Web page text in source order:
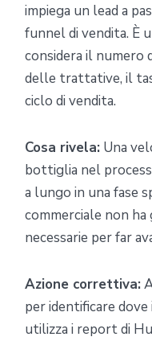
impiega un lead a
funnel di vendita. È
considera il numero
delle trattative, il
ciclo di vendita.
Cosa rivela: Una
bottiglia nel
a lungo in una fase
commerciale non
necessarie per far
Azione correttiva:
per identificare dove
utilizza i report di